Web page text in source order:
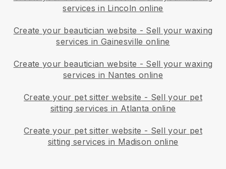
services in Lincoln online
Create your beautician website - Sell your waxing
services in Gainesville online
Create your beautician website - Sell your waxing
services in Nantes online
Create your pet sitter website - Sell your pet
sitting services in Atlanta online
Create your pet sitter website - Sell your pet
sitting services in Madison online